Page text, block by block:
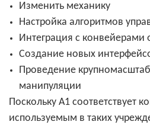
Изменить механику
Настройка алгоритмов
Интеграция с конвейерами
Создание новых
Проведение
манипуляции
Поскольку A1 соответствует
используемым в таких